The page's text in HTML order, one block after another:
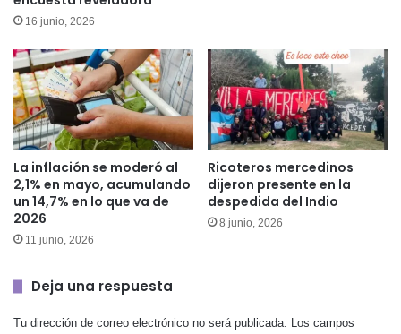
16 junio, 2026
La inflación se moderó al
2,1% en mayo, acumulando
un 14,7% en lo que va de
2026
11 junio, 2026
Ricoteros mercedinos
dijeron presente en la
despedida del Indio
8 junio, 2026
Deja una respuesta
Tu dirección de correo electrónico no será publicada. Los campos